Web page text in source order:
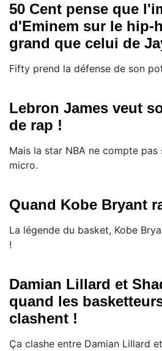
50 Cent pense que
d'Eminem sur le hip-
grand que celui de
Fifty prend la défense de son
Lebron James veut
de rap !
Mais la star NBA ne compte
micro.
Quand Kobe Bryant
La légende du basket, Kobe
!
Damian Lillard et
quand les
clashent !
Ça clashe entre Damian Lillard